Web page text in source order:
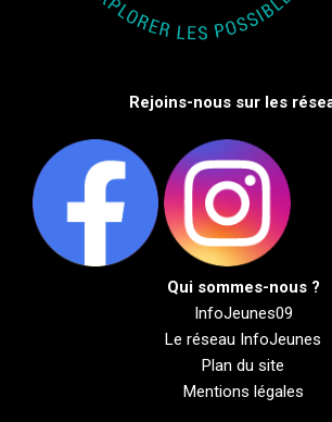
Rejoins-nous sur les
Qui sommes-nous ?
InfoJeunes09
Le réseau InfoJeunes
Plan du site
Mentions légales